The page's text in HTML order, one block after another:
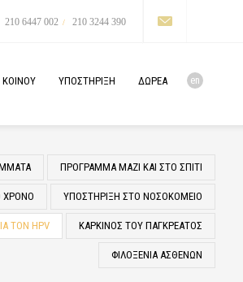
210 6447 002 210 3244 390
en
ΚΟΙΝΟΥ ΥΠΟΣΤΗΡΙΞΗ ΔΩΡΕΑ
ΠΡΟΓΡΑΜΜΑ ΜΑΖΙ ΚΑΙ ΣΤΟ ΣΠΙΤΙ
ΧΡΟΝΟ ΥΠΟΣΤΗΡΙΞΗ ΣΤΟ ΝΟΣΟΚΟΜΕΙΟ
ΤΟΝ HPV ΚΑΡΚΙΝΟΣ ΤΟΥ ΠΑΓΚΡΕΑΤΟΣ
ΦΙΛΟΞΕΝΙΑ ΑΣΘΕΝΩΝ